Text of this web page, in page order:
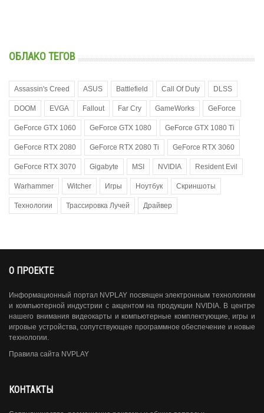
ОБЛАКО ТЕГОВ
Assassin's Creed ASUS Battlefield Call Of Duty DLSS
DOOM EVGA Fallout Far Cry GameWorks GeForce
GeForce GTX 1060 GeForce GTX 1080 GeForce GTX 1080 Ti
GeForce RTX 2080 GeForce RTX 2080 Ti GeForce RTX 3060
GeForce RTX 3070 Gigabyte MSI NVIDIA Resident Evil
Warhammer Witcher Игры Ноутбук Скриншоты
Технологии Трассировка Лучей Драйвер
О ПРОЕКТЕ
Информационный портал NVPLAY посвящен электронным технологиям
и компьютерной индустрии с акцентом на продукции NVIDIA. В центре
нашего внимания видеокарты и компьютерные комплектующие, игры и
игровые устройства, сопутствующее программное обеспечение и новые
технологии.
Правила сайта NVPLAY
КОНТАКТЫ